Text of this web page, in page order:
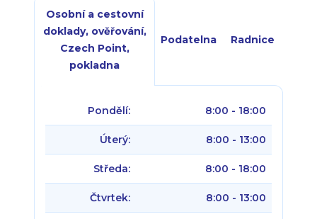
Osobní a cestovní
doklady, ověřování,
Czech Point,
pokladna
Podatelna Radnice
Pondělí: 8:00 - 18:00
Úterý: 8:00 - 13:00
Středa: 8:00 - 18:00
Čtvrtek: 8:00 - 13:00